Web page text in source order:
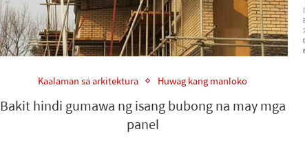
Kaalaman sa arkitektura Huwag kang manloko
Bakit hindi gumawa ng isang bubong na may mga
panel